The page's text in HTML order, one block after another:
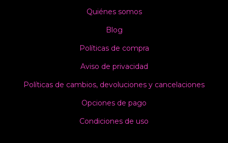
Quiénes somos
Blog
Políticas de compra
Aviso de privacidad
Políticas de cambios, devoluciones y cancelaciones
Opciones de pago
Condiciones de uso